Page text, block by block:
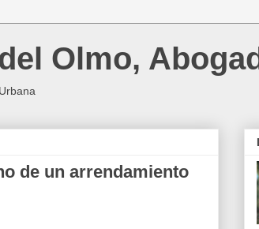
Olmo,
de un arrendamiento